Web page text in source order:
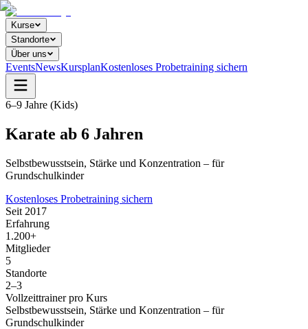
Kurse
Standorte
Über uns
EventsNewsKursplanKostenloses Probetraining sichern
6–9 Jahre (Kids)
Karate ab 6 Jahren
Selbstbewusstsein, Stärke und Konzentration – für
Grundschulkinder
Kostenloses Probetraining sichern
Seit 2017
Erfahrung
1.200+
Mitglieder
5
Standorte
2–3
Vollzeittrainer pro Kurs
Selbstbewusstsein, Stärke und Konzentration – für
Grundschulkinder